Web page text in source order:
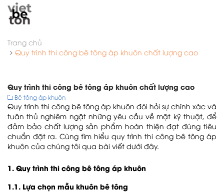
Trang chủ
Quy trình thi công bê tông áp khuôn chất lượng cao
Quy trình thi công bê tông áp khuôn chất lượng cao
Bê tông áp khuôn
Quy trình thi công bê tông áp khuôn đòi hỏi sự chính xác và
tuân thủ nghiêm ngặt những yêu cầu về mặt kỹ thuật, để
đảm bảo chất lượng sản phẩm hoàn thiện đạt đúng tiêu
chuẩn đặt ra. Cùng tìm hiểu quy trình thi công bê tông áp
khuôn của chúng tôi qua bài viết dưới đây.
1. Quy trình thi công bê tông áp khuôn
1.1. Lựa chọn mẫu khuôn bê tông